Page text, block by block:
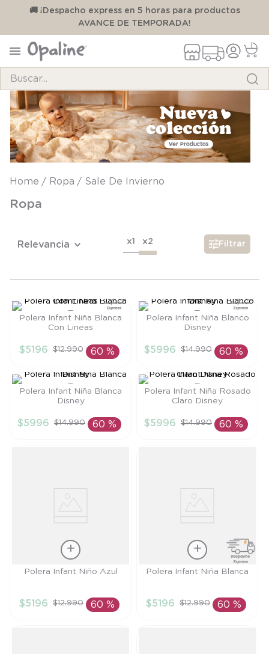
🚚 ¡Despacho express en 5 horas para productos
AVANCE DE TEMPORADA!
Ropa Sale De Invierno
Ropa
Relevancia x1 x2 Filtrar
AÑADIR AL
CARRITO
Polera Infant Niña Blanca
Con Lineas
$5196 $12.990 60 %
AÑADIR AL
CARRITO
Polera Infant Niña Blanco
Disney
$5996 $14.990 60 %
Polera Infant Niña Blanca
Disney
$5996 $14.990 60 %
Polera Infant Niña Rosado
Claro Disney
$5996 $14.990 60 %
Talla
AÑADIR AL
Polera Infant Niño Azul
$5196 $12.990 60 %
Talla
AÑADIR AL
Polera Infant Niña Blanca
$5196 $12.990 60 %
TÉRMINOS MÁS BUSCADOS
1.
pijama
2.
calcetines
zapatillas
6
8.
saco
9.
saco dormir
10. accesorios